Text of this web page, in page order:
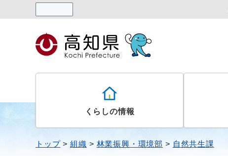
くらしの情報
トップ 組織 林業振興・環境部 自然共生課